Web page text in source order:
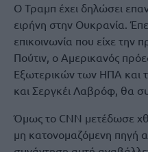
Ο Τραμπ έχει δηλώσει
ειρήνη στην Ουκρανία.
επικοινωνία που είχε
Πούτιν, ο Αμερικανός
Εξωτερικών των ΗΠΑ και
και Σεργκέι Λαβρόφ, θα
Όμως το CNN μετέδωσε
μη κατονομαζόμενη πηγή